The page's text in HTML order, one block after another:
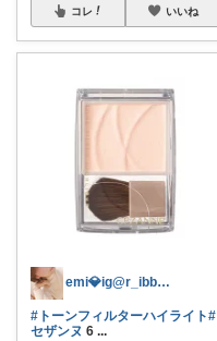
コレ いいね
emi💎ig@r_ibbon_💍💎
#トーンフィルターハイライト#
セザンヌ 6 ...